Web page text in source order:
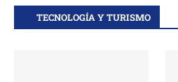
TECNOLOGÍA Y TURISMO